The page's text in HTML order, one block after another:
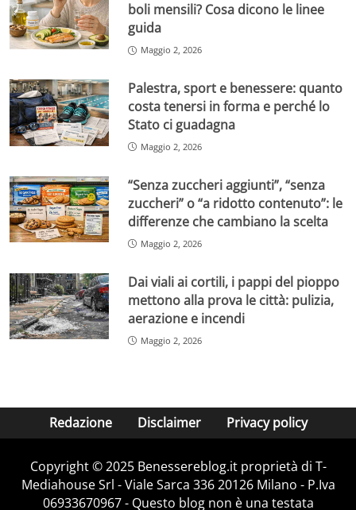
boli mensili? Cosa dicono le linee
guida
Maggio 2, 2026
Palestra, sport e benessere: quanto
costa tenersi in forma e perché lo
Stato ci guadagna
Maggio 2, 2026
“Senza zuccheri aggiunti”, “senza
zuccheri” o “a ridotto contenuto”: le
differenze che cambiano la scelta
Maggio 2, 2026
Dai viali ai cortili, i pappi del pioppo
mettono alla prova le città: pulizia,
aerazione e incendi
Maggio 2, 2026
Redazione Disclaimer Privacy policy
Copyright © 2025 Benessereblog.it proprietà di T-
Mediahouse Srl - Viale Sarca 336 20126 Milano - P.Iva
06933670967 - Questo blog non è una testata